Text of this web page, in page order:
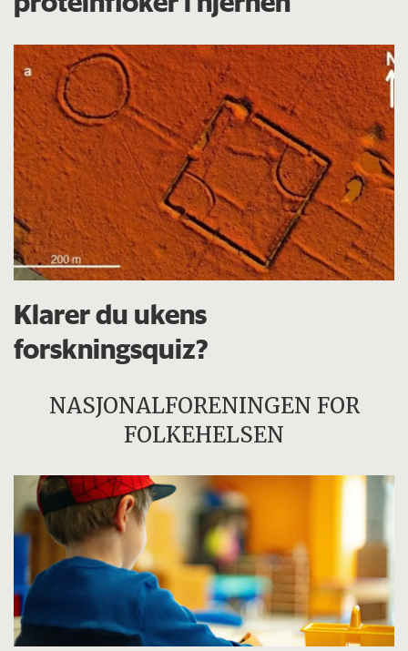
Klarer du ukens
forskningsquiz?
NASJONALFORENINGEN FOR
FOLKEHELSEN